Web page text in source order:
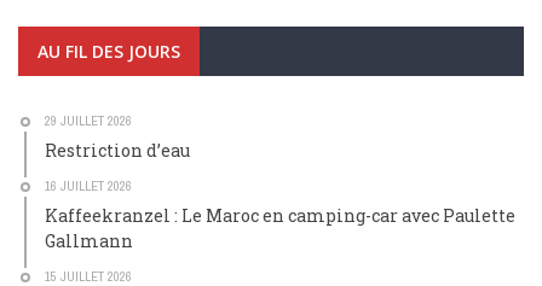
AU FIL DES JOURS
29 JUILLET 2026
Restriction d’eau
16 JUILLET 2026
Kaffeekranzel : Le Maroc en camping-car avec Paulette
Gallmann
15 JUILLET 2026